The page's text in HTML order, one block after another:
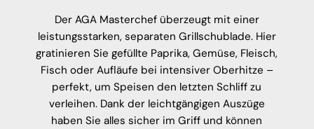
Der AGA Masterchef überzeugt mit einer
leistungsstarken, separaten Grillschublade. Hier
gratinieren Sie gefüllte Paprika, Gemüse, Fleisch,
Fisch oder Aufläufe bei intensiver Oberhitze –
perfekt, um Speisen den letzten Schliff zu
verleihen. Dank der leichtgängigen Auszüge
haben Sie alles sicher im Griff und können